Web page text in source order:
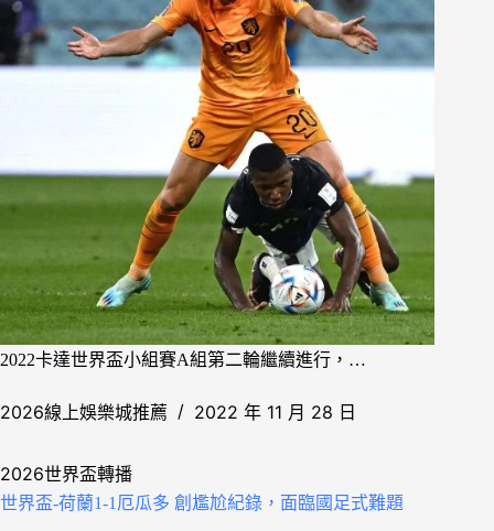
2022卡達世界盃小組賽A組第二輪繼續進行，…
2026線上娛樂城推薦 2022 年 11 月 28 日
2026世界盃轉播
世界盃-荷蘭1-1厄瓜多 創尷尬紀錄，面臨國足式難題